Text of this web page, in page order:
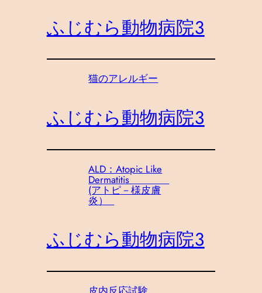
ふじむら動物病院３
猫のアレルギー
ふじむら動物病院３
ALD：Atopic Like
Dermatitis
(アトピ－様皮膚
炎）
ふじむら動物病院３